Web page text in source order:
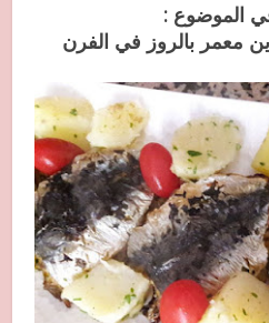
الموضوع :
معمر بالروز في الفرن